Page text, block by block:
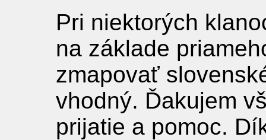
Pri niektorých
na základe
zmapovať
vhodný. Ďakujem
prijatie a pomoc.